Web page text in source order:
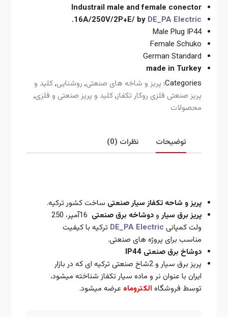
Industrail male and female conector
16A/250V/2P+E/ by DE_PA Electric
.
Male Plug IP44
Female Schuko
German Standard
made in Turkey
Categories: پریز و شاخه های صنعتی, روشنایی,کلید و
پریز صنعتی فلزی روکار تکفاز,کلید و پریز صنعتی و فلزی,
محصولات
توضیحات نظرات (0)
پریز و شاحه تکفاز سیار صنعتی ساخت کشور ترکیه.
پریز برق سیار ودوشاخه برق صنعتی
16آمپر، 250
ولت کمپانی
DE_PA Electric
ترکیه با کیفیت
مناسب برای پروژه های صنعتی.
دوشاخ برق صنعتی IP44
پریز برق سیار و 2شاخ صنعتی ترکیه ای که در بازار
ایران با عنوان نر و ماده سیار تکفاز شناخته میشود،
توسط فروشگاه الکتروماه عرضه میشود.